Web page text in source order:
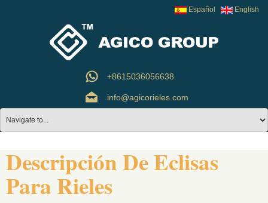
Español English
+8615036056638
info@agicorieles.com
Descripción De Eclisas
Para Rieles